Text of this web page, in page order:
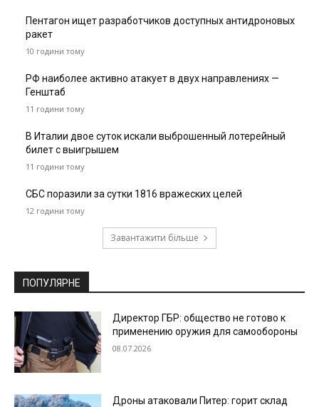
Пентагон ищет разработчиков доступных антидроновых
ракет
10 години тому
РФ наиболее активно атакует в двух направлениях —
Генштаб
11 години тому
В Италии двое суток искали выброшенный лотерейный
билет с выигрышем
11 години тому
СБС поразили за сутки 1816 вражеских целей
12 години тому
Завантажити більше
ПОПУЛЯРНЕ
Директор ГБР: общество не готово к
применению оружия для самообороны
08.07.2026
Дроны атаковали Питер: горит склад